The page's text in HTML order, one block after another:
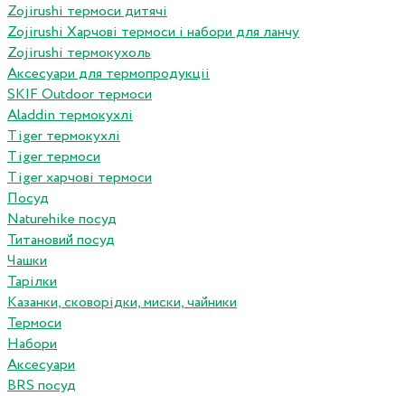
Zojirushi термоси дитячі
Zojirushi Харчові термоси і набори для ланчу
Zojirushi термокухоль
Аксесуари для термопродукціі
SKIF Outdoor термоси
Aladdin термокухлі
Tiger термокухлі
Tiger термоси
Tiger харчові термоси
Посуд
Naturehike посуд
Титановий посуд
Чашки
Тарілки
Казанки, сковорідки, миски, чайники
Термоси
Набори
Аксесуари
BRS посуд